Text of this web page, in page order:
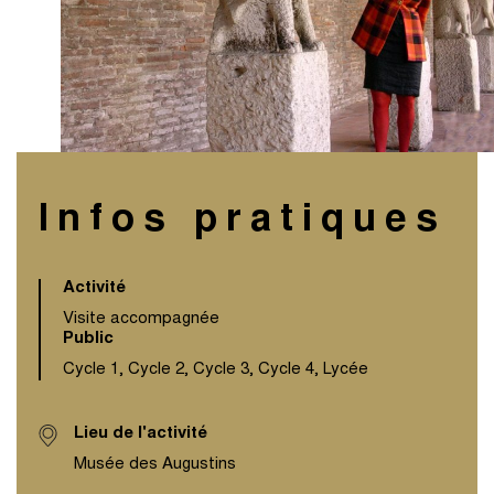
Infos pratiques
Activité
Visite accompagnée
Public
Cycle 1, Cycle 2, Cycle 3, Cycle 4, Lycée
Lieu de l'activité
Musée des Augustins